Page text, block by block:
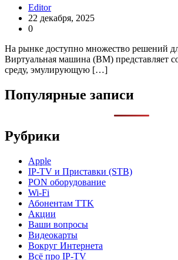
Editor
22 декабря, 2025
0
На рынке доступно множество решений
Виртуальная машина (ВМ) представляет
среду, эмулирующую […]
Популярные записи
Рубрики
Apple
IP-TV и Приставки (STB)
PON оборудование
Wi-Fi
Абонентам TTK
Акции
Ваши вопросы
Видеокарты
Вокруг Интернета
Всё про IP-TV